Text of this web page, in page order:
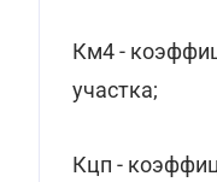
Км4 -
участка;
Кцп -